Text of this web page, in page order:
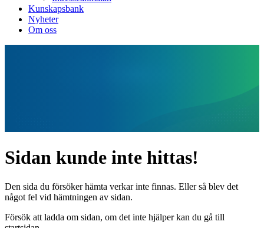
Kunskapsbank
Nyheter
Om oss
Sidan kunde inte hittas!
Den sida du försöker hämta verkar inte finnas. Eller så blev det
något fel vid hämtningen av sidan.
Försök att ladda om sidan, om det inte hjälper kan du gå till